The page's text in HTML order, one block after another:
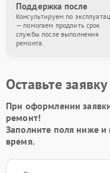
Поддержка после
Консультируем по
— помогаем продлить срок
службы после выполнения
ремонта.
Оставьте
При оформлении
ремонт!
Заполните поля ниже
время.